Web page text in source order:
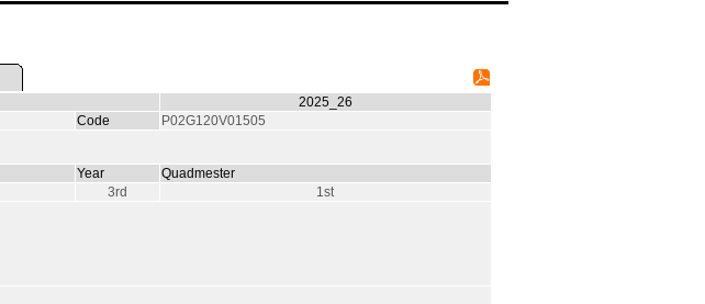
2025_26
Code
P02G120V01505
Year
Quadmester
3rd
1st